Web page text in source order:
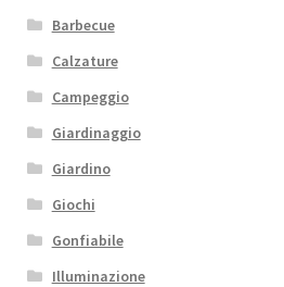
Barbecue
Calzature
Campeggio
Giardinaggio
Giardino
Giochi
Gonfiabile
Illuminazione